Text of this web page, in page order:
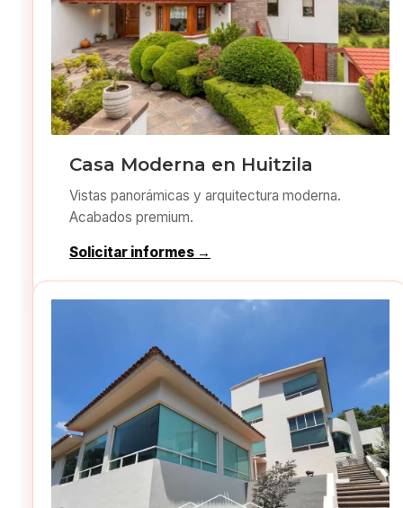
Casa Moderna en Huitzila
Vistas panorámicas y arquitectura moderna.
Acabados premium.
Solicitar informes →